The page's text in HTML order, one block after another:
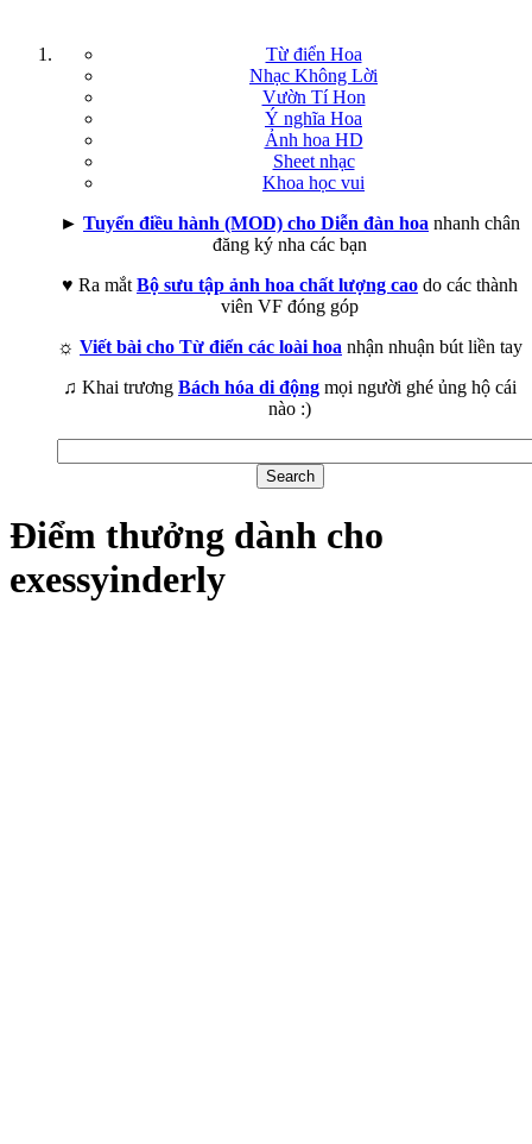
Từ điển Hoa
Nhạc Không Lời
Vườn Tí Hon
Ý nghĩa Hoa
Ảnh hoa HD
Sheet nhạc
Khoa học vui
► Tuyển điều hành (MOD) cho Diễn đàn hoa nhanh chân
đăng ký nha các bạn
♥ Ra mắt Bộ sưu tập ảnh hoa chất lượng cao do các thành
viên VF đóng góp
☼ Viết bài cho Từ điển các loài hoa nhận nhuận bút liền tay
♫ Khai trương Bách hóa di động mọi người ghé ủng hộ cái
nào :)
Điểm thưởng dành cho
exessyinderly